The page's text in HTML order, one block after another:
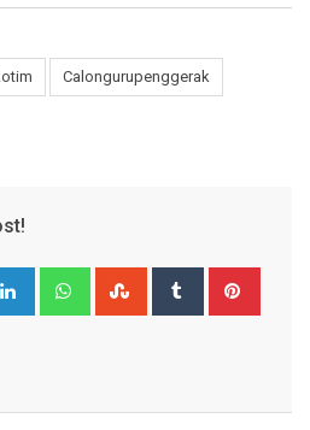
Calongurupenggerak
LinkedIn WhatsappStumbleUpon
Tumblr